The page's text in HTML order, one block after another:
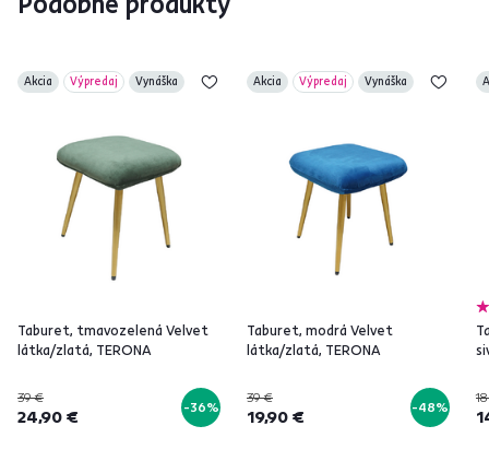
Akcia Výpredaj Vynáška
Taburet, tmavozelená Velvet
látka/zlatá, TERONA
39 €
24,90 € -36%
Akcia Výpredaj Vynáška
Taburet, modrá Velvet
látka/zlatá, TERONA
39 €
19,90 € -48%